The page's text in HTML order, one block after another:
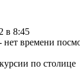
в 8:45
времени
по столице